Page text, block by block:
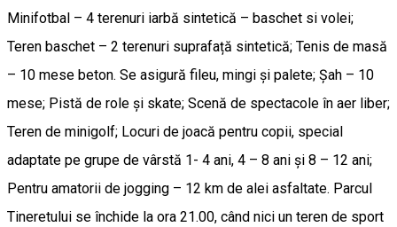
Minifotbal – 4 terenuri iarbă sintetică – baschet si volei;
Teren baschet – 2 terenuri suprafață sintetică; Tenis de masă
– 10 mese beton. Se asigură fileu, mingi și palete; Șah – 10
mese; Pistă de role și skate; Scenă de spectacole în aer liber;
Teren de minigolf; Locuri de joacă pentru copii, special
adaptate pe grupe de vârstă 1- 4 ani, 4 – 8 ani și 8 – 12 ani;
Pentru amatorii de jogging – 12 km de alei asfaltate. Parcul
Tineretului se închide la ora 21.00, când nici un teren de sport